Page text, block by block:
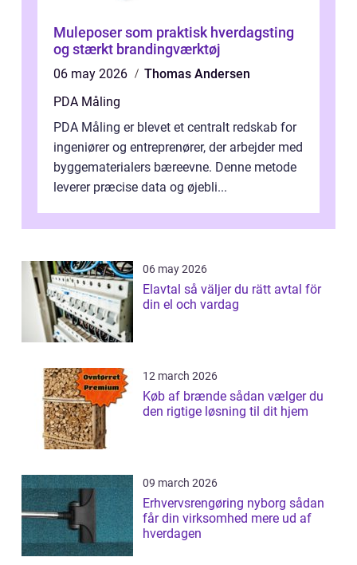
Muleposer som praktisk hverdagsting
og stærkt brandingværktøj
06 may 2026
Thomas Andersen
PDA Måling
PDA Måling er blevet et centralt redskab for
ingeniører og entreprenører, der arbejder med
byggematerialers bæreevne. Denne metode
leverer præcise data og øjebli...
06 may 2026
Elavtal så väljer du rätt avtal för
din el och vardag
12 march 2026
Køb af brænde sådan vælger du
den rigtige løsning til dit hjem
09 march 2026
Erhvervsrengøring nyborg sådan
får din virksomhed mere ud af
hverdagen